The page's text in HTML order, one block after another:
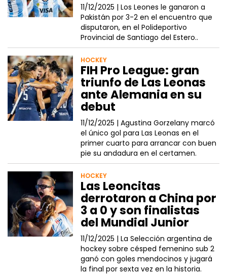
11/12/2025 |Los Leones le ganaron a
Pakistán por 3-2 en el encuentro que
disputaron, en el Polideportivo
Provincial de Santiago del Estero..
HOCKEY
FIH Pro League: gran
triunfo de Las Leonas
ante Alemania en su
debut
11/12/2025 |Agustina Gorzelany marcó
el único gol para Las Leonas en el
primer cuarto para arrancar con buen
pie su andadura en el certamen.
HOCKEY
Las Leoncitas
derrotaron a China por
3 a 0 y son finalistas
del Mundial Junior
11/12/2025 |La Selección argentina de
hockey sobre césped femenino sub 2
ganó con goles mendocinos y jugará
la final por sexta vez en la historia.